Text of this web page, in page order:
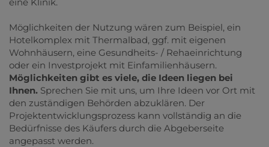
Möglichkeiten der Nutzung wären zum Beispiel, ein
Hotelkomplex mit Thermalbad, ggf. mit eigenen
Wohnhäusern, eine Gesundheits- / Rehaeinrichtung
oder ein Investprojekt mit Einfamilienhäusern.
Möglichkeiten gibt es viele, die Ideen liegen bei
Ihnen. Sprechen Sie mit uns, um Ihre Ideen vor Ort mit
den zuständigen Behörden abzuklären. Der
Projektentwicklungsprozess kann vollständig an die
Bedürfnisse des Käufers durch die Abgeberseite
angepasst werden.